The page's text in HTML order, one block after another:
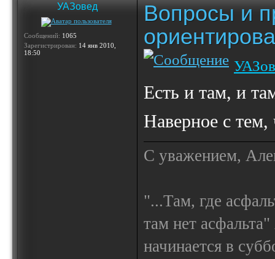
УАЗовед
Сообщений: 1065
Зарегистрирован: 14 янв 2010,
18:50
Вопросы и
Есть и там, и
Наверное с тем,
С уважением,
"...Там, где
там нет
начинается в